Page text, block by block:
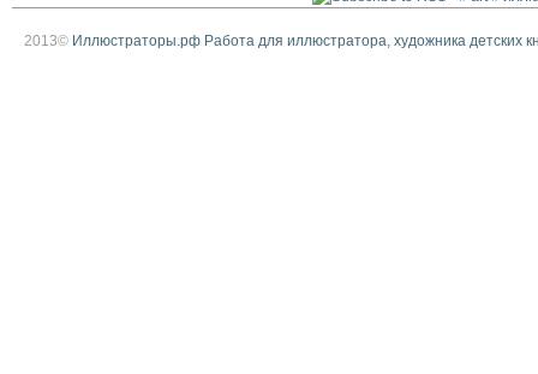
2013© Иллюстраторы.рф Работа для иллюстратора, художника детских